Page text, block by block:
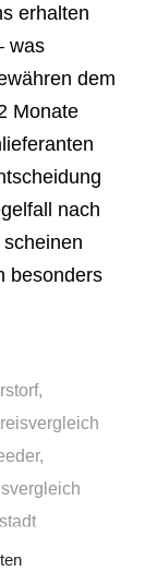
erhalten
was
dem
Monate
nach
besonders
,
,